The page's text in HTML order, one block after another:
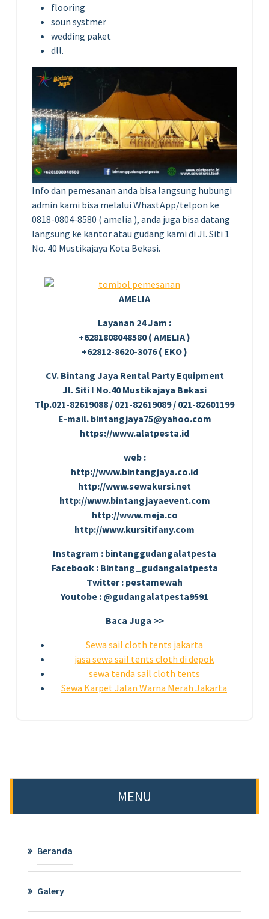
flooring
soun systmer
wedding paket
dll.
Info dan pemesanan anda bisa langsung hubungi
admin kami bisa melalui WhastApp/telpon ke
0818-0804-8580 ( amelia ), anda juga bisa datang
langsung ke kantor atau gudang kami di Jl. Siti 1
No. 40 Mustikajaya Kota Bekasi.
AMELIA
Layanan 24 Jam :
+6281808048580 ( AMELIA )
+62812-8620-3076 ( EKO )
CV. Bintang Jaya Rental Party Equipment
Jl. Siti I No.40 Mustikajaya Bekasi
Tlp.021-82619088 / 021-82619089 / 021-82601199
E-mail. bintangjaya75@yahoo.com
https://www.alatpesta.id
web :
http://www.bintangjaya.co.id
http://www.sewakursi.net
http://www.bintangjayaevent.com
http://www.meja.co
http://www.kursitifany.com
Instagram : bintanggudangalatpesta
Facebook : Bintang_gudangalatpesta
Twitter : pestamewah
Youtobe : @gudangalatpesta9591
Baca Juga >>
Sewa sail cloth tents jakarta
jasa sewa sail tents cloth di depok
sewa tenda sail cloth tents
Sewa Karpet Jalan Warna Merah Jakarta
MENU
Beranda
Galery